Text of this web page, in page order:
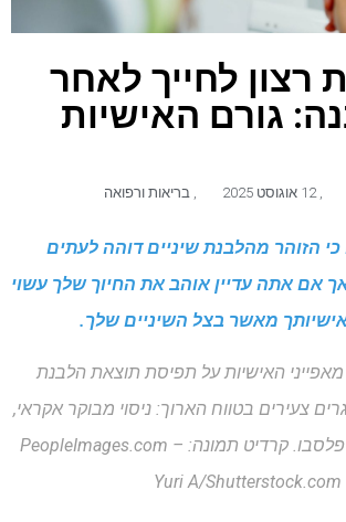
רצון לחייך לאחר
גורם האישיות
בריאות ורפואה
הזוהר מהלבנת שיניים דוהה לעתים
אם אתה עדיין אוהב את החיוך שלך עשוי
מאשר בצל השיניים שלך.
האישיות על תפיסת תוצאת הלבנת
צעירים בטווח הארוך: ניסוי מבוקר אקראי,
כפול עיוור, מבוקר פלסבו. קרדיט תמונה: PeopleImages.com –
Yuri A/Shutterstock.com